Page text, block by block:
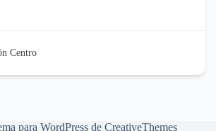
Centro
para WordPress de CreativeThemes